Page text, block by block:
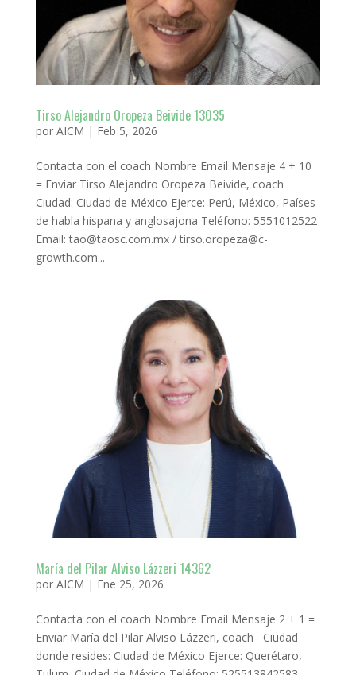
Tirso Alejandro Oropeza Beivide 13035
por AICM | Feb 5, 2026
Contacta con el coach Nombre Email Mensaje 4 + 10
= Enviar Tirso Alejandro Oropeza Beivide, coach
Ciudad: Ciudad de México Ejerce: Perú, México, Países
de habla hispana y anglosajona Teléfono: 5551012522
Email: tao@taosc.com.mx / tirso.oropeza@c-
growth.com...
María del Pilar Alviso Lázzeri 14362
por AICM | Ene 25, 2026
Contacta con el coach Nombre Email Mensaje 2 + 1 =
Enviar María del Pilar Alviso Lázzeri, coach Ciudad
donde resides: Ciudad de México Ejerce: Querétaro,